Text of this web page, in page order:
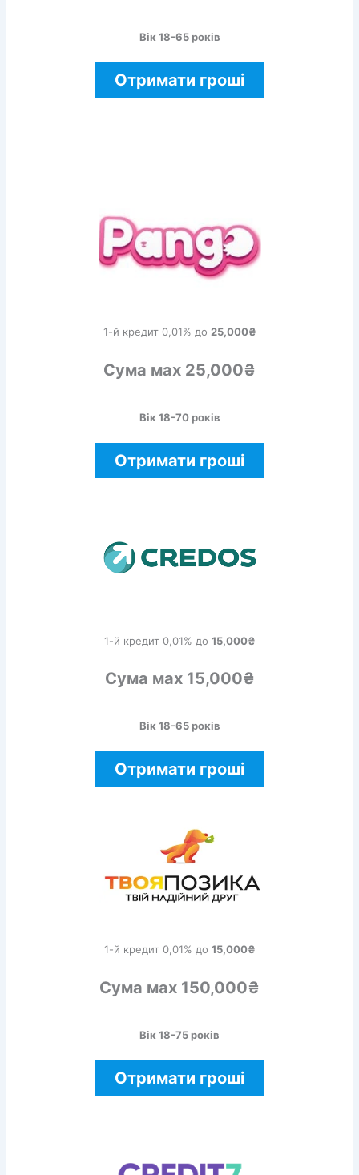
Вік 18-65 років
Отримати гроші
1-й кредит 0,01% до 25,000₴
Сума мах 25,000₴
Вік 18-70 років
Отримати гроші
1-й кредит 0,01% до 15,000₴
Сума мах 15,000₴
Вік 18-65 років
Отримати гроші
1-й кредит 0,01% до 15,000₴
Сума мах 150,000₴
Вік 18-75 років
Отримати гроші